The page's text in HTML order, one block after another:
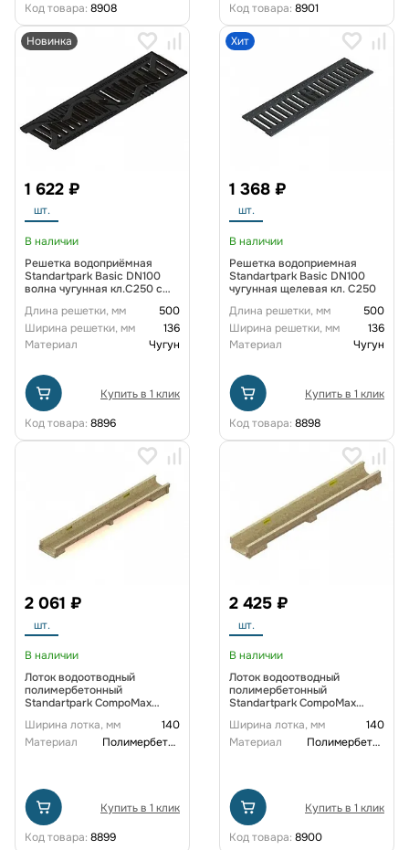
Код товара: 8908
Код товара: 8901
Новинка
1 622 ₽
шт.
В наличии
Решетка водоприёмная
Standartpark Basic DN100
волна чугунная кл.С250 с
покрытием
Длина решетки, мм
500
Ширина решетки, мм
136
Материал
Чугун
Купить в 1 клик
Код товара: 8896
Хит
1 368 ₽
шт.
В наличии
Решетка водоприемная
Standartpark Basic DN100
чугунная щелевая кл. С250
Длина решетки, мм
500
Ширина решетки, мм
136
Материал
Чугун
Купить в 1 клик
Код товара: 8898
2 061 ₽
шт.
В наличии
Лоток водоотводный
полимербетонный
Standartpark CompoMax
Ширина лотка, мм
140
Материал
Полимербетон
Купить в 1 клик
Код товара: 8899
2 425 ₽
шт.
В наличии
Лоток водоотводный
полимербетонный
Standartpark CompoMax
Ширина лотка, мм
140
Материал
Полимербетон
Купить в 1 клик
Код товара: 8900